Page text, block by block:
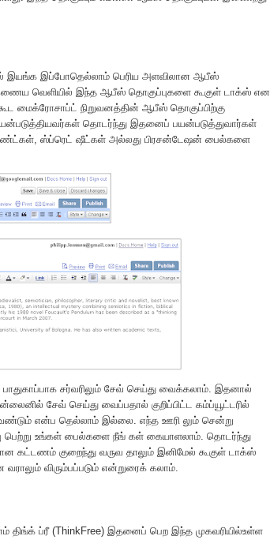
இயங்க இப்போதெல்லாம் பெரிய அளவிலான ஆபீஸ்
வெளியில் இந்த ஆபீஸ் தொகுப்புகளை கூகுள் டாக்ஸ் என
மைக்ரோசாப்ட் நிறுவனத்தின் ஆபீஸ் தொகுப்பிற்கு
தொடர்ந்து இதனைப் பயன்படுத்துவார்கள்
ஸ்ப்ரெட் ஷீட்கள் அல்லது பிரசன்டேஷன் பைல்களை
சர்வரிலும் சேவ் செய்து வைக்கலாம். இதனால்
சேவ் செய்து வைப்பதால் குறிப்பிட்ட கம்ப்யூட்டரில்
என்ப தெல்லாம் இல்லை. எந்த ஊரி லும் சென்று
உங்கள் பைல்களை நீங் கள் கையாளலாம். தொடர்ந்து
கட்டணம் குறைந்து வருவ தாலும் இனிமேல் கூகுள் டாக்ஸ்
விரும்பப்படும் என்றுரைக் கலாம்.
திங்க் ப்ரீ (ThinkFree) இதனைப் பெற இந்த முகவரியில்உள்ள